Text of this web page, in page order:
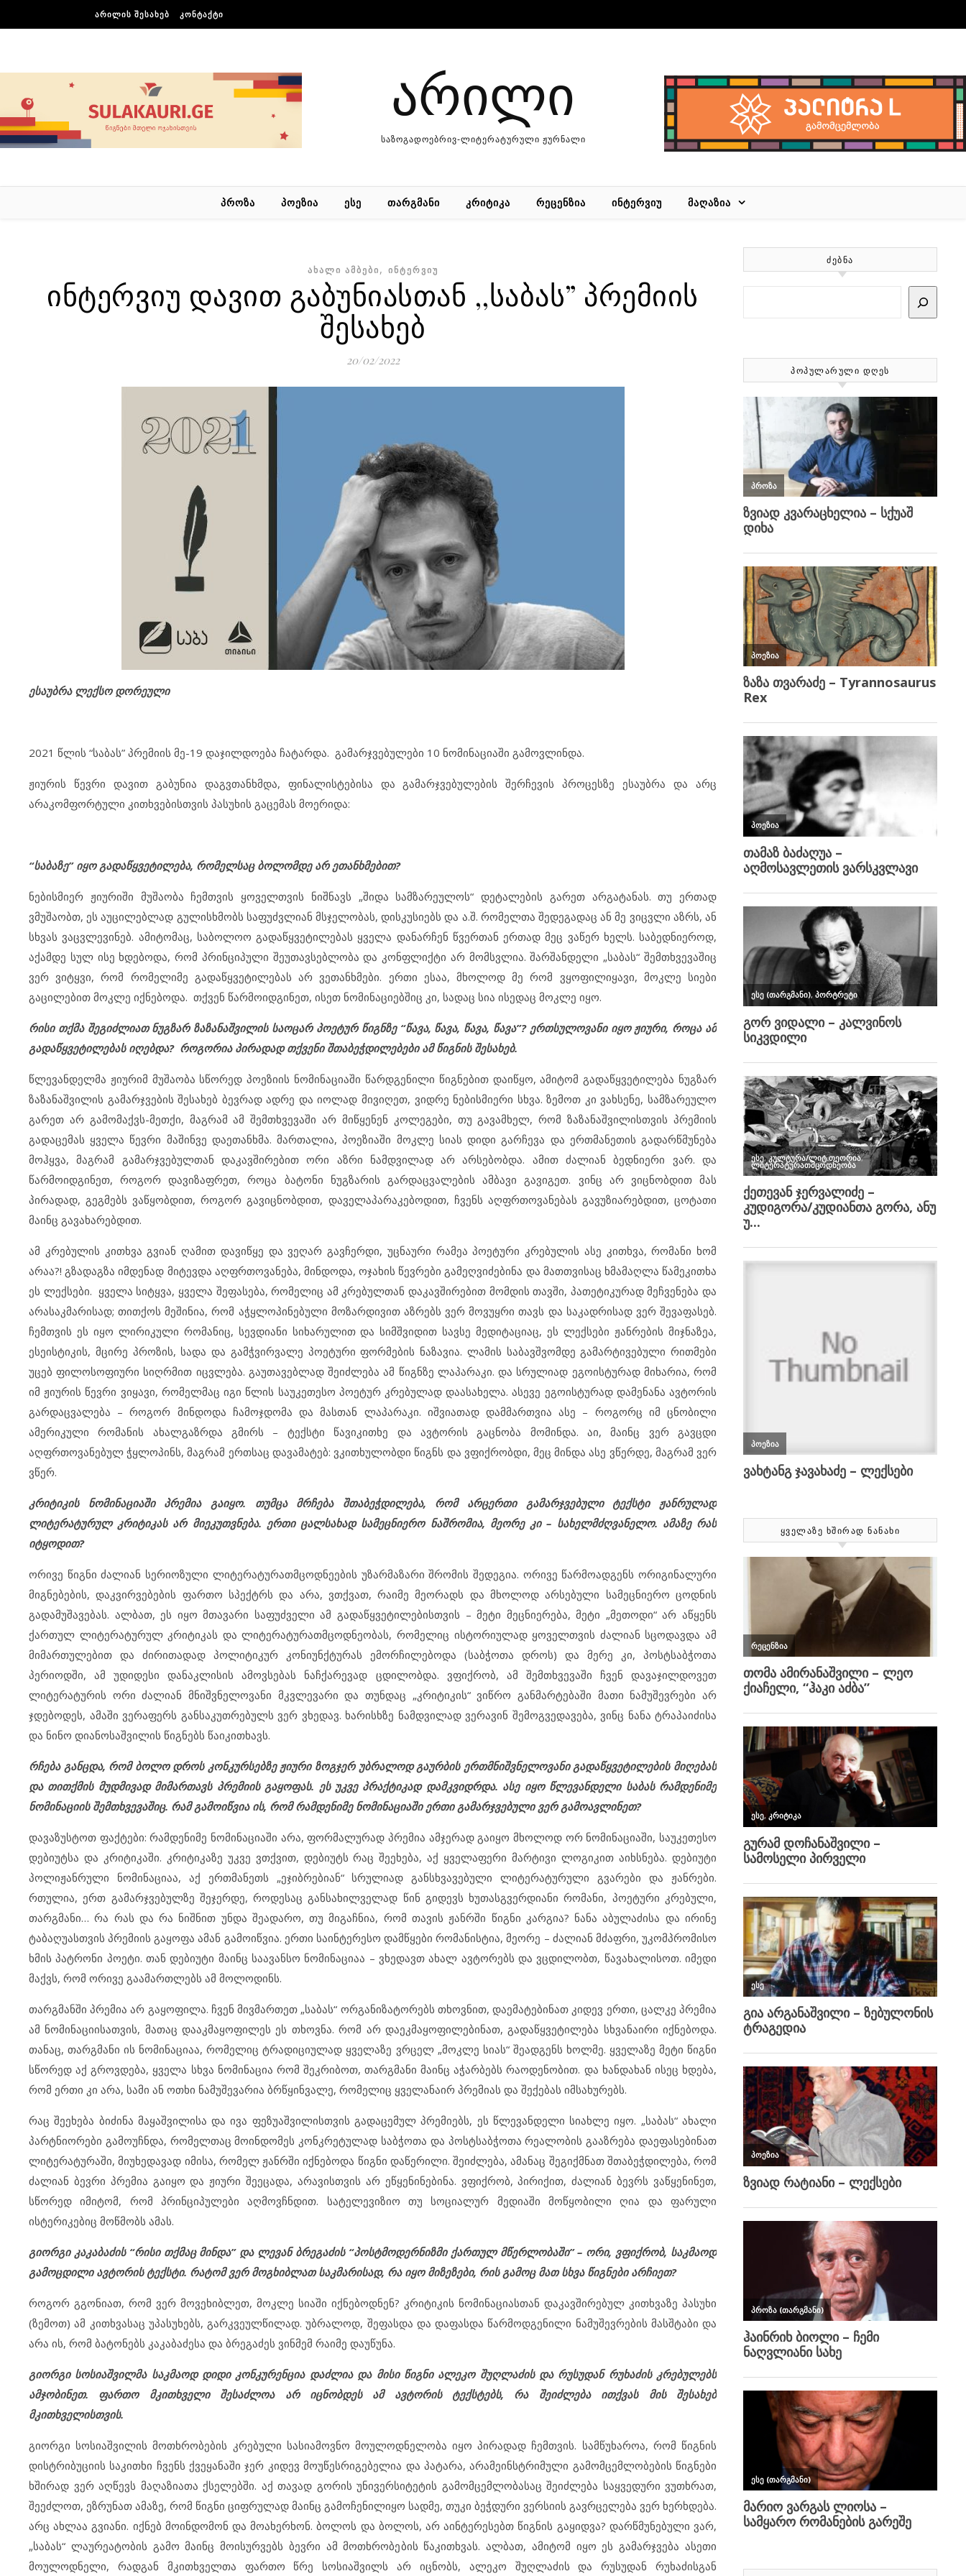
ᲐᲠᲘᲚᲘᲡ ᲨᲔᲡᲐᲮᲔᲑ ᲙᲝᲜᲢᲐᲥᲢᲘ
არილი
საზოგადოებრივ-ლიტერატურული ჟურნალი
ᲞᲠᲝᲖᲐ ᲞᲝᲔᲖᲘᲐ ᲔᲡᲔ ᲗᲐᲠᲒᲛᲐᲜᲘ ᲙᲠᲘᲢᲘᲙᲐ ᲠᲔᲪᲔᲜᲖᲘᲐ ᲘᲜᲢᲔᲠᲕᲘᲣ ᲛᲐᲦᲐᲖᲘᲐ
ᲐᲮᲐᲚᲘ ᲐᲛᲑᲔᲑᲘ, ᲘᲜᲢᲔᲠᲕᲘᲣ
ინტერვიუ დავით გაბუნიასთან ,,საბას” პრემიის
შესახებ
20/02/2022
ესაუბრა ლექსო დორეული
2021 წლის “საბას” პრემიის მე-19 დაჯილდოება ჩატარდა. გამარჯვებულები 10 ნომინაციაში გამოვლინდა.
ჟიურის წევრი დავით გაბუნია დაგვთანხმდა, ფინალისტებისა და გამარჯვებულების შერჩევის პროცესზე ესაუბრა და არც
არაკომფორტული კითხვებისთვის პასუხის გაცემას მოერიდა:
“საბაზე” იყო გადაწყვეტილება, რომელსაც ბოლომდე არ ეთანხმებით?
ნებისმიერ ჟიურიში მუშაობა ჩემთვის ყოველთვის ნიშნავს „შიდა სამზარეულოს“ დეტალების გარეთ არგატანას. თუ ერთად
ვმუშაობთ, ეს აუცილებლად გულისხმობს საფუძვლიან მსჯელობას, დისკუსიებს და ა.შ. რომელთა შედეგადაც ან მე ვიცვლი აზრს, ან
სხვას ვაცვლევინებ. ამიტომაც, საბოლოო გადაწყვეტილებას ყველა დანარჩენ წვერთან ერთად მეც ვაწერ ხელს. საბედნიეროდ,
აქამდე სულ ისე ხდებოდა, რომ პრინციპული შეუთავსებლობა და კონფლიქტი არ მომსვლია. შარშანდელი „საბას“ შემთხვევაშიც
ვერ ვიტყვი, რომ რომელიმე გადაწყვეტილებას არ ვეთანხმები. ერთი ესაა, მხოლოდ მე რომ ვყოფილიყავი, მოკლე სიები
გაცილებით მოკლე იქნებოდა. თქვენ წარმოიდგინეთ, ისეთ ნომინაციებშიც კი, სადაც სია ისედაც მოკლე იყო.
რისი თქმა შეგიძლიათ ნუგზარ ზაზანაშვილის საოცარ პოეტურ წიგნზე “წავა, წავა, წავა, წავა”? ერთსულოვანი იყო ჟიური, როცა ამ
გადაწყვეტილებას იღებდა? როგორია პირადად თქვენი შთაბეჭდილებები ამ წიგნის შესახებ.
წლევანდელმა ჟიურიმ მუშაობა სწორედ პოეზიის ნომინაციაში წარდგენილი წიგნებით დაიწყო, ამიტომ გადაწყვეტილება ნუგზარ
ზაზანაშვილის გამარჯვების შესახებ ბევრად ადრე და იოლად მივიღეთ, ვიდრე ნებისმიერი სხვა. ზემოთ კი ვახსენე, სამზარეულო
გარეთ არ გამომაქვს-მეთქი, მაგრამ ამ შემთხვევაში არ მიწყენენ კოლეგები, თუ გავამხელ, რომ ზაზანაშვილისთვის პრემიის
გადაცემას ყველა წევრი მაშინვე დაეთანხმა. მართალია, პოეზიაში მოკლე სიას დიდი გარჩევა და ერთმანეთის გადარწმუნება
მოჰყვა, მაგრამ გამარჯვებულთან დაკავშირებით ორი აზრი ნამდვილად არ არსებობდა. ამით ძალიან ბედნიერი ვარ. და
წარმოიდგინეთ, როგორ დავიზაფრეთ, როცა ბატონი ნუგზარის გარდაცვალების ამბავი გავიგეთ. ვინც არ ვიცნობდით მას
პირადად, გეგმებს ვაწყობდით, როგორ გავიცნობდით, დაველაპარაკებოდით, ჩვენს აღფრთოვანებას გავუზიარებდით, ცოტათი
მაინც გავახარებდით.
ამ კრებულის კითხვა გვიან ღამით დავიწყე და ვეღარ გავჩერდი, უცნაური რამეა პოეტური კრებულის ასე კითხვა, რომანი ხომ
არაა?! გზადაგზა იმდენად მიტევდა აღფრთოვანება, მინდოდა, ოჯახის წევრები გამეღვიძებინა და მათთვისაც ხმამაღლა წამეკითხა
ეს ლექსები. ყველა სიტყვა, ყველა შეფასება, რომელიც ამ კრებულთან დაკავშირებით მომდის თავში, პათეტიკურად მეჩვენება და
არასაკმარისად; თითქოს მეშინია, რომ აჭყლოპინებული მოზარდივით აზრებს ვერ მოვუყრი თავს და საკადრისად ვერ შევაფასებ.
ჩემთვის ეს იყო ლირიკული რომანიც, სევდიანი სიხარულით და სიმშვიდით სავსე მედიტაციაც, ეს ლექსები ჟანრების მიჯნაზეა,
ესეისტიკის, მცირე პროზის, სადა და გამჭვირვალე პოეტური ფორმების ნაზავია. ლამის საბავშვომდე გამარტივებული რითმები
უცებ ფილოსოფიური სიღრმით იცვლება. გაუთავებლად შეიძლება ამ წიგნზე ლაპარაკი. და სრულიად ეგოისტურად მიხარია, რომ
იმ ჟიურის წევრი ვიყავი, რომელმაც იგი წლის საუკეთესო პოეტურ კრებულად დაასახელა. ასევე ეგოისტურად დამენანა ავტორის
გარდაცვალება – როგორ მინდოდა ჩამოჯდომა და მასთან ლაპარაკი. იშვიათად დამმართვია ასე – როგორც იმ ცნობილი
ამერიკული რომანის ახალგაზრდა გმირს – ტექსტი წავიკითხე და ავტორის გაცნობა მომინდა. აი, მაინც ვერ გავცდი
აღფრთოვანებულ ჭყლოპინს, მაგრამ ერთსაც დავამატებ: ვკითხულობდი წიგნს და ვფიქრობდი, მეც მინდა ასე ვწერდე, მაგრამ ვერ
ვწერ.
კრიტიკის ნომინაციაში პრემია გაიყო. თუმცა მრჩება შთაბეჭდილება, რომ არცერთი გამარჯვებული ტექსტი ჟანრულად
ლიტერატურულ კრიტიკას არ მიეკუთვნება. ერთი ცალსახად სამეცნიერო ნაშრომია, მეორე კი – სახელმძღვანელო. ამაზე რას
იტყოდით?
ორივე წიგნი ძალიან სერიოზული ლიტერატურათმცოდნეების უზარმაზარი შრომის შედეგია. ორივე წარმოადგენს ორიგინალური
მიგნებების, დაკვირვებების ფართო სპექტრს და არა, ვთქვათ, რაიმე მეორადს და მხოლოდ არსებული სამეცნიერო ცოდნის
გადამუშავებას. ალბათ, ეს იყო მთავარი საფუძველი ამ გადაწყვეტილებისთვის – მეტი მეცნიერება, მეტი „მეთოდი“ არ აწყენს
ქართულ ლიტერატურულ კრიტიკას და ლიტერატურათმცოდნეობას, რომელიც ისტორიულად ყოველთვის ძალიან სცოდავდა ამ
მიმართულებით და ძირითადად პოლიტიკურ კონიუნქტურას ემორჩილებოდა (საბჭოთა დროს) და მერე კი, პოსტსაბჭოთა
პერიოდში, ამ უდიდესი დანაკლისის ამოვსებას ნაჩქარევად ცდილობდა. ვფიქრობ, ამ შემთხვევაში ჩვენ დავაჯილდოვეთ
ლიტერატურის ორი ძალიან მნიშვნელოვანი მკვლევარი და თუნდაც „კრიტიკის“ ვიწრო განმარტებაში მათი ნამუშევრები არ
ჯდებოდეს, ამაში ვერაფერს განსაკუთრებულს ვერ ვხედავ. ხარისხზე ნამდვილად ვერავინ შემოგვედავება, ვინც ნანა ტრაპაიძისა
და ნინო დიანოსაშვილის წიგნებს წაიკითხავს.
რჩება განცდა, რომ ბოლო დროს კონკურსებზე ჟიური ზოგჯერ უბრალოდ გაურბის ერთმნიშვნელოვანი გადაწყვეტილების მიღებას
და თითქმის მუდმივად მიმართავს პრემიის გაყოფას. ეს უკვე პრაქტიკად დამკვიდრდა. ასე იყო წლევანდელი საბას რამდენიმე
ნომინაციის შემთხვევაშიც. რამ გამოიწვია ის, რომ რამდენიმე ნომინაციაში ერთი გამარჯვებული ვერ გამოავლინეთ?
დავაზუსტოთ ფაქტები: რამდენიმე ნომინაციაში არა, ფორმალურად პრემია ამჯერად გაიყო მხოლოდ ორ ნომინაციაში, საუკეთესო
დებიუტსა და კრიტიკაში. კრიტიკაზე უკვე ვთქვით, დებიუტს რაც შეეხება, აქ ყველაფერი მარტივი ლოგიკით აიხსნება. დებიუტი
პოლიჟანრული ნომინაციაა, აქ ერთმანეთს „ეჯიბრებიან“ სრულიად განსხვავებული ლიტერატურული გვარები და ჟანრები.
რთულია, ერთ გამარჯვებულზე შეჯერდე, როდესაც განსახილველად წინ გიდევს ხუთასგვერდიანი რომანი, პოეტური კრებული,
თარგმანი… რა რას და რა ნიშნით უნდა შეადარო, თუ მიგაჩნია, რომ თავის ჟანრში წიგნი კარგია? ნანა აბულაძისა და ირინე
ტაბაღუასთვის პრემიის გაყოფა ამან გამოიწვია. ერთი საინტერესო დამწყები რომანისტია, მეორე – ძალიან მძაფრი, უკომპრომისო
ხმის პატრონი პოეტი. თან დებიუტი მაინც საავანსო ნომინაციაა – ვხედავთ ახალ ავტორებს და ვცდილობთ, წავახალისოთ. იმედი
მაქვს, რომ ორივე გაამართლებს ამ მოლოდინს.
თარგმანში პრემია არ გაყოფილა. ჩვენ მივმართეთ „საბას“ ორგანიზატორებს თხოვნით, დაემატებინათ კიდევ ერთი, ცალკე პრემია
ამ ნომინაციისათვის, მათაც დააკმაყოფილეს ეს თხოვნა. რომ არ დაეკმაყოფილებინათ, გადაწყვეტილება სხვანაირი იქნებოდა.
თანაც, თარგმანი ის ნომინაციაა, რომელიც ტრადიციულად ყველაზე ვრცელ „მოკლე სიას“ შეადგენს ხოლმე. ყველაზე მეტი წიგნი
სწორედ აქ გროვდება, ყველა სხვა ნომინაცია რომ შეკრიბოთ, თარგმანი მაინც აჭარბებს რაოდენობით. და ხანდახან ისეც ხდება,
რომ ერთი კი არა, სამი ან ოთხი ნამუშევარია ბრწყინვალე, რომელიც ყველანაირ პრემიას და შექებას იმსახურებს.
რაც შეეხება ბიძინა მაყაშვილისა და ივა ფეზუაშვილისთვის გადაცემულ პრემიებს, ეს წლევანდელი სიახლე იყო. „საბას“ ახალი
პარტნიორები გამოუჩნდა, რომელთაც მოინდომეს კონკრეტულად საბჭოთა და პოსტსაბჭოთა რეალობის გააზრება დაეფასებინათ
ლიტერატურაში, მიუხედავად იმისა, რომელ ჟანრში იქნებოდა წიგნი დაწერილი. შეიძლება, ამანაც შეგიქმნათ შთაბეჭდილება, რომ
ძალიან ბევრი პრემია გაიყო და ჟიური შეეცადა, არავისთვის არ ეწყენინებინა. ვფიქრობ, პირიქით, ძალიან ბევრს ვაწყენინეთ,
სწორედ იმიტომ, რომ პრინციპულები აღმოვჩნდით. სატელევიზიო თუ სოციალურ მედიაში მოწყობილი ღია და ფარული
ისტერიკებიც მოწმობს ამას.
გიორგი კაკაბაძის “რისი თქმაც მინდა” და ლევან ბრეგაძის “პოსტმოდერნიზმი ქართულ მწერლობაში” – ორი, ვფიქრობ, საკმაოდ
გამოცდილი ავტორის ტექსტი. რატომ ვერ მოგხიბლათ საკმარისად, რა იყო მიზეზები, რის გამოც მათ სხვა წიგნები არჩიეთ?
როგორ გგონიათ, რომ ვერ მოვეხიბლეთ, მოკლე სიაში იქნებოდნენ? კრიტიკის ნომინაციასთან დაკავშირებულ კითხვაზე პასუხი
(ზემოთ) ამ კითხვასაც უპასუხებს, გარკვეულწილად. უბრალოდ, შეფასდა და დაფასდა წარმოდგენილი ნამუშევრების მასშტაბი და
არა ის, რომ ბატონებს კაკაბაძესა და ბრეგაძეს ვინმემ რაიმე დაუწუნა.
გიორგი სოსიაშვილმა საკმაოდ დიდი კონკურენცია დაძლია და მისი წიგნი ალეკო შუღლაძის და რუსუდან რუხაძის კრებულებს
ამჯობინეთ. ფართო მკითხველი შესაძლოა არ იცნობდეს ამ ავტორის ტექსტებს, რა შეიძლება ითქვას მის შესახებ
მკითხველისთვის.
გიორგი სოსიაშვილის მოთხრობების კრებული სასიამოვნო მოულოდნელობა იყო პირადად ჩემთვის. სამწუხაროა, რომ წიგნის
დისტრიბუციის საკითხი ჩვენს ქვეყანაში ჯერ კიდევ მოუწესრიგებელია და პატარა, არამეინსტრიმული გამომცემლობების წიგნები
ხშირად ვერ აღწევს მაღაზიათა ქსელებში. აქ თავად გორის უნივერსიტეტის გამომცემლობასაც შეიძლება საყვედური ვუთხრათ,
შეეძლოთ, ეზრუნათ ამაზე, რომ წიგნი ციფრულად მაინც გამოჩენილიყო სადმე, თუკი ბეჭდური ვერსიის გავრცელება ვერ ხერხდება.
არც ახლაა გვიანი. იქნებ მოინდომონ და მოახერხონ. ბოლოს და ბოლოს, არ აინტერესებთ წიგნის გაყიდვა? დარწმუნებული ვარ,
„საბას“ ლაურეატობის გამო მაინც მოისურვებს ბევრი ამ მოთხრობების წაკითხვას. ალბათ, ამიტომ იყო ეს გამარჯვება ასეთი
მოულოდნელი, რადგან მკითხველთა ფართო წრე სოსიაშვილს არ იცნობს, ალეკო შუღლაძის და რუსუდან რუხაძისგან
ᲫᲔᲑᲜᲐ
ᲞᲝᲞᲣᲚᲐᲠᲣᲚᲘ ᲓᲦᲔᲡ
ᲧᲕᲔᲚᲐᲖᲔ ᲮᲨᲘᲠᲐᲓ ᲜᲐᲜᲐᲮᲘ